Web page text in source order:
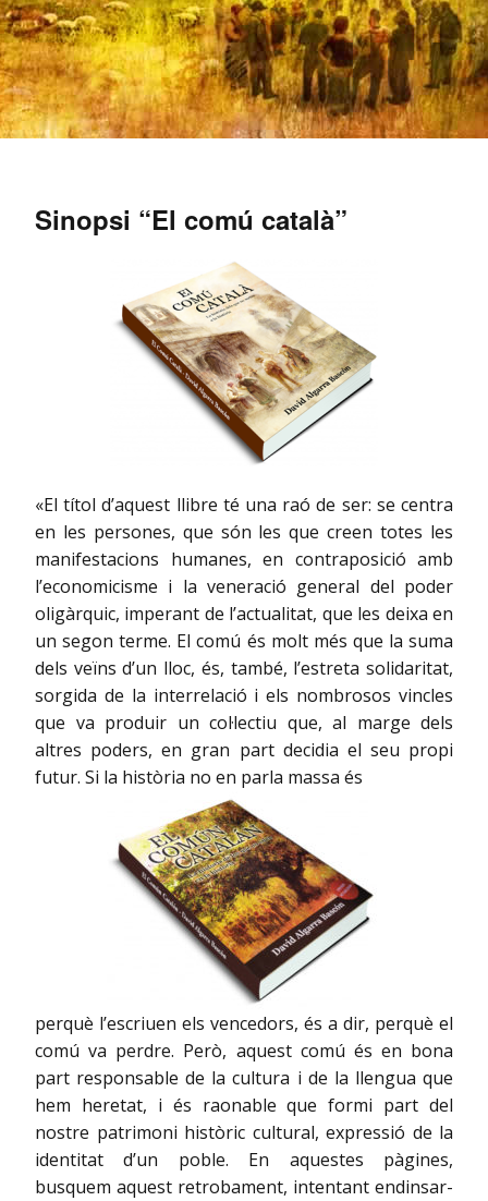
Sinopsi “El comú català”
«El títol d’aquest llibre té una raó de ser: se centra
en les persones, que són les que creen totes les
manifestacions humanes, en contraposició amb
l’economicisme i la veneració general del poder
oligàrquic, imperant de l’actualitat, que les deixa en
un segon terme. El comú és molt més que la suma
dels veïns d’un lloc, és, també, l’estreta solidaritat,
sorgida de la interrelació i els nombrosos vincles
que va produir un col·lectiu que, al marge dels
altres poders, en gran part decidia el seu propi
futur. Si la història no en parla massa és
perquè l’escriuen els vencedors, és a dir, perquè el
comú va perdre. Però, aquest comú és en bona
part responsable de la cultura i de la llengua que
hem heretat, i és raonable que formi part del
nostre patrimoni històric cultural, expressió de la
identitat d’un poble. En aquestes pàgines,
busquem aquest retrobament, intentant endinsar-